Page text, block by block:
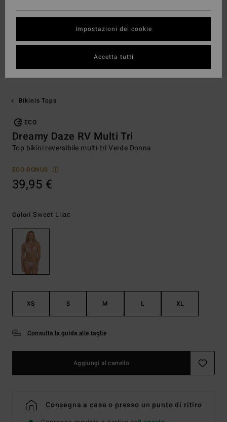
Bikinis Tops
ECO
Dreamy Daze RV Multi Tri
Top bikini reversibile multi-tri Verde Donna
ECO-BONUS
39,95 €
Colori Sweet Lilac
XS S M L XL
Consulta la guida alle taglie
Aggiungi al carrello
Consegna a casa o presso un punto di ritiro
Impostazioni dei cookie
Accetta tutti